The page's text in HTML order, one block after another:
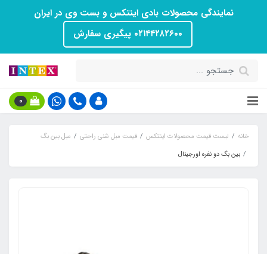
نمایندگی محصولات بادی اینتکس و بست وی در ایران
۰۲۱۴۴۲۸۲۶۰۰ پیگیری سفارش
0
خانه لیست قیمت محصولات اینتکس قیمت مبل شنی راحتی
مبل بین بگ
بین بگ دو نفره اورجینال